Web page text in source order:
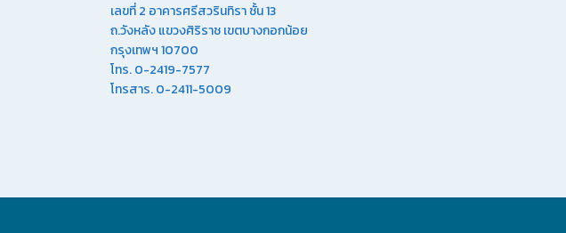
เลขที่ 2 อาคารศรีสวรินทิรา ชั้น 13
ถ.วังหลัง แขวงศิริราช เขตบางกอกน้อย
กรุงเทพฯ 10700
โทร. 0-2419-7577
โทรสาร. 0-2411-5009